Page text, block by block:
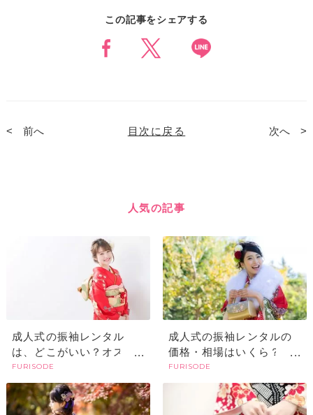
この記事をシェアする
前へ 目次に戻る 次へ
人気の記事
成人式の振袖レンタル
は、どこがいい？オスス
メの選び方や探すときの
ポイント
FURISODE
成人式の振袖レンタルの
価格・相場はいくら？レ
ンタルでも高い？購入と
の違いやメリットは？
FURISODE